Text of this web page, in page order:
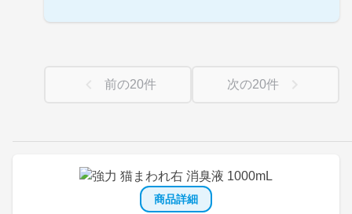
商品詳細
前の20件 次の20件